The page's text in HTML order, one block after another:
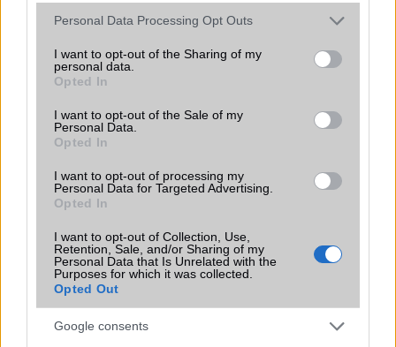
Please note that this website/app uses one or more Google
not limited to your visit or usage behaviour. You may click to
grant or deny consent to Google and its third-party tags to
use your data for below specified purposes in below Google
consent section.
Personal Data Processing Opt Outs
I want to opt-out of the Sharing of my
personal data.
Opted In
I want to opt-out of the Sale of my
Personal Data.
Opted In
I want to opt-out of processing my
Personal Data for Targeted Advertising.
Opted In
I want to opt-out of Collection, Use,
Retention, Sale, and/or Sharing of my
Personal Data that Is Unrelated with the
Purposes for which it was collected.
Opted Out
Google consents
Funkciók
Brand egyszerû felhasználóknak
Védelem
Limited Edition Nincs
SAR